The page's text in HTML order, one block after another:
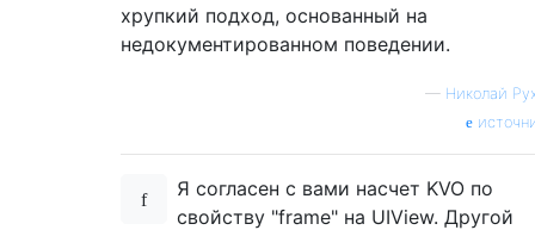
хрупкий подход, основанный на
недокументированном поведении.
— Николай
Я согласен с вами насчет KVO по
свойству "frame" на UIView. Другой